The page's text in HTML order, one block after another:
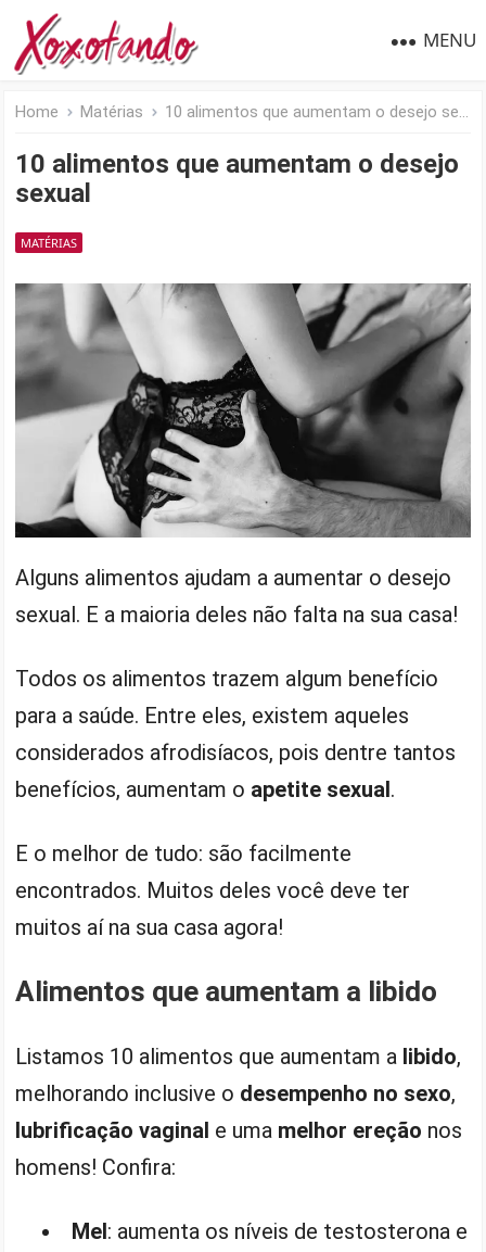
MENU
Home Matérias 10 alimentos que aumentam o desejo sexual
10 alimentos que aumentam o desejo
sexual
MATÉRIAS
Alguns alimentos ajudam a aumentar o desejo
sexual. E a maioria deles não falta na sua casa!
Todos os alimentos trazem algum benefício
para a saúde. Entre eles, existem aqueles
considerados afrodisíacos, pois dentre tantos
benefícios, aumentam o apetite sexual.
E o melhor de tudo: são facilmente
encontrados. Muitos deles você deve ter
muitos aí na sua casa agora!
Alimentos que aumentam a libido
Listamos 10 alimentos que aumentam a libido,
melhorando inclusive o desempenho no sexo,
lubrificação vaginal e uma melhor ereção nos
homens! Confira:
Mel: aumenta os níveis de testosterona e